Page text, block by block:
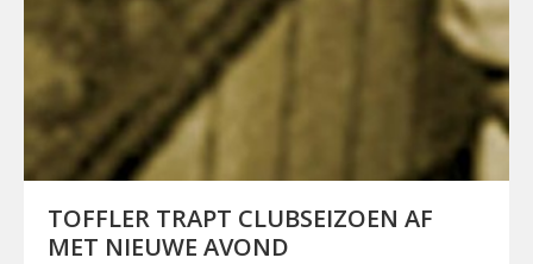
TOFFLER TRAPT CLUBSEIZOEN AF
MET NIEUWE AVOND